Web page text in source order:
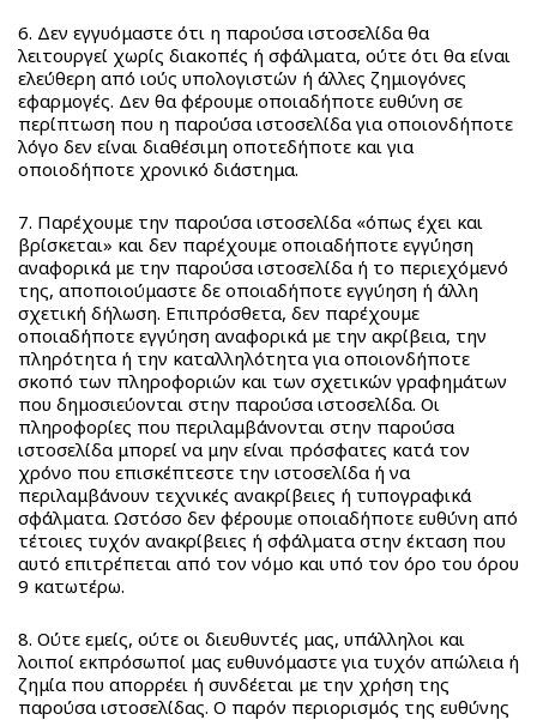
(PVC)
Club
Sport
Official
1:14
Rally
Official
Dakar
1:16
Off
Road
My
First
RC
F1
Kiddy
Robot
Kiddy
Dino
2
Go
6. Δεν εγγυόμαστε ότι η παρούσα ιστοσελίδα θα
λειτουργεί χωρίς διακοπές ή σφάλματα, ούτε ότι θα είναι
ελεύθερη από ιούς υπολογιστών ή άλλες ζημιογόνες
εφαρμογές. Δεν θα φέρουμε οποιαδήποτε ευθύνη σε
περίπτωση που η παρούσα ιστοσελίδα για οποιονδήποτε
λόγο δεν είναι διαθέσιμη οποτεδήποτε και για
οποιοδήποτε χρονικό διάστημα.
7. Παρέχουμε την παρούσα ιστοσελίδα «όπως έχει και
βρίσκεται» και δεν παρέχουμε οποιαδήποτε εγγύηση
αναφορικά με την παρούσα ιστοσελίδα ή το περιεχόμενό
της, αποποιούμαστε δε οποιαδήποτε εγγύηση ή άλλη
σχετική δήλωση. Επιπρόσθετα, δεν παρέχουμε
οποιαδήποτε εγγύηση αναφορικά με την ακρίβεια, την
πληρότητα ή την καταλληλότητα για οποιονδήποτε
σκοπό των πληροφοριών και των σχετικών γραφημάτων
που δημοσιεύονται στην παρούσα ιστοσελίδα. Οι
πληροφορίες που περιλαμβάνονται στην παρούσα
ιστοσελίδα μπορεί να μην είναι πρόσφατες κατά τον
χρόνο που επισκέπτεστε την ιστοσελίδα ή να
περιλαμβάνουν τεχνικές ανακρίβειες ή τυπογραφικά
σφάλματα. Ωστόσο δεν φέρουμε οποιαδήποτε ευθύνη από
τέτοιες τυχόν ανακρίβειες ή σφάλματα στην έκταση που
αυτό επιτρέπεται από τον νόμο και υπό τον όρο του όρου
9 κατωτέρω.
8. Ούτε εμείς, ούτε οι διευθυντές μας, υπάλληλοι και
λοιποί εκπρόσωποί μας ευθυνόμαστε για τυχόν απώλεια ή
ζημία που απορρέει ή συνδέεται με την χρήση της
παρούσα ιστοσελίδας. Ο παρόν περιορισμός της ευθύνης